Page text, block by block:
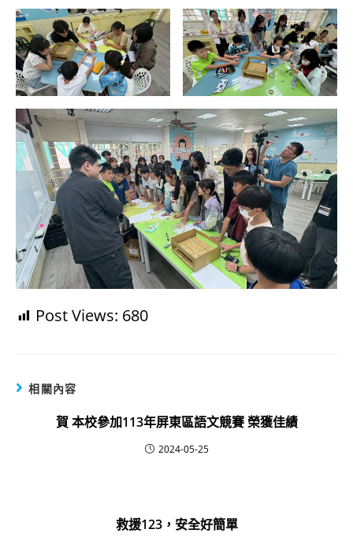
Post Views: 680
相關內容
賀 本校參加113年屏東區語文競賽 榮獲佳績
2024-05-25
救援123，安全好簡單